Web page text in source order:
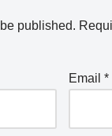
published.
Email *